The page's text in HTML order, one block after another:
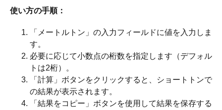
使い方の手順：
「メートルトン」の入力フィールドに値を入力しま
す。
必要に応じて小数点の桁数を指定します（デフォル
トは2桁）。
「計算」ボタンをクリックすると、ショートトンで
の結果が表示されます。
「結果をコピー」ボタンを使用して結果を保存する